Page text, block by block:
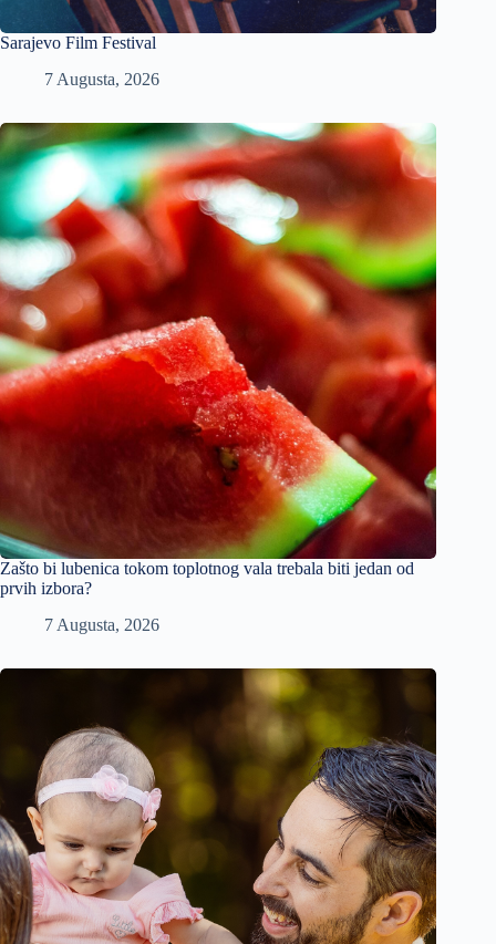
Sarajevo Film Festival
7 Augusta, 2026
Zašto bi lubenica tokom toplotnog vala trebala biti jedan od
prvih izbora?
7 Augusta, 2026